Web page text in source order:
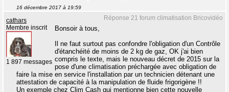
16 décembre 2017 à 19:59
Réponse 21 forum climatisation Bricovidéo
cathars
Membre inscrit
1 897 messages
Bonsoir à tous,
Il ne faut surtout pas confondre l'obligation d'un Contrôle
d'étanchéité de moins de 2 kg de gaz, OK j'ai bien
compris le texte, mais le nouveau décret de 2015 sur la
pose d'une climatisation préchargée avec obligation de
faire la mise en service l'installation par un technicien détenant une
attestation de capacité à la manipulation de fluide frigorigène !!
Un exemple chez Clim Cash qui mentionne bien cette nouvelle